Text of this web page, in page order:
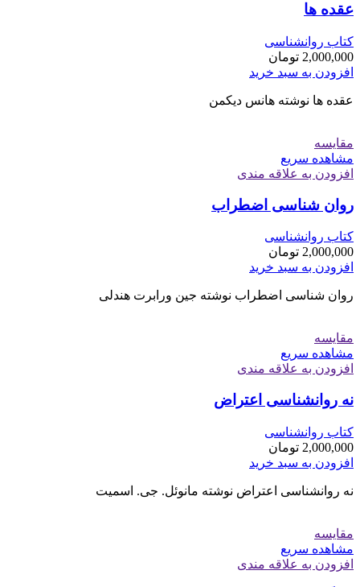
عقده ها
کتاب روانشناسی
2,000,000 تومان
افزودن به سبد خرید
عقده ها نوشته هانس دیکمن
مقایسه
مشاهده سریع
افزودن به علاقه مندی
روان شناسی اضطراب
کتاب روانشناسی
2,000,000 تومان
افزودن به سبد خرید
روان شناسی اضطراب نوشته جین ورابرت هندلی
مقایسه
مشاهده سریع
افزودن به علاقه مندی
نه روانشناسی اعتراض
کتاب روانشناسی
2,000,000 تومان
افزودن به سبد خرید
نه روانشناسی اعتراض نوشته مانوئل. جی. اسمیت
مقایسه
مشاهده سریع
افزودن به علاقه مندی